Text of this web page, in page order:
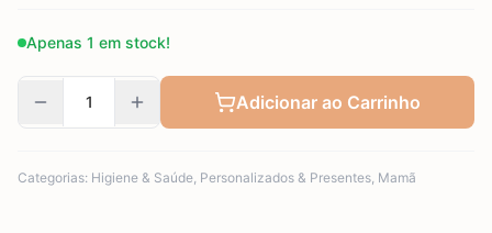
Apenas 1 em stock!
Adicionar ao Carrinho
Categorias: Higiene & Saúde, Personalizados & Presentes, Mamã